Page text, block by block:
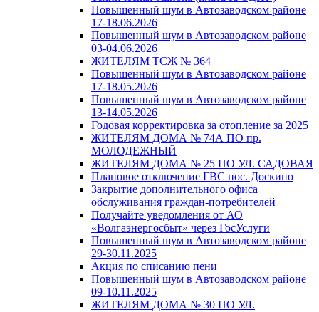
Повышенный шум в Автозаводском районе
17-18.06.2026
Повышенный шум в Автозаводском районе
03-04.06.2026
ЖИТЕЛЯМ ТСЖ № 364
Повышенный шум в Автозаводском районе
17-18.05.2026
Повышенный шум в Автозаводском районе
13-14.05.2026
Годовая корректировка за отопление за 2025
ЖИТЕЛЯМ ДОМА № 74А ПО пр.
МОЛОДЕЖНЫЙ
ЖИТЕЛЯМ ДОМА № 25 ПО УЛ. САДОВАЯ
Плановое отключение ГВС пос. Доскино
Закрытие дополнительного офиса
обслуживания граждан-потребителей
Получайте уведомления от АО
«Волгаэнергосбыт» через ГосУслуги
Повышенный шум в Автозаводском районе
29-30.11.2025
Акция по списанию пени
Повышенный шум в Автозаводском районе
09-10.11.2025
ЖИТЕЛЯМ ДОМА № 30 ПО УЛ.